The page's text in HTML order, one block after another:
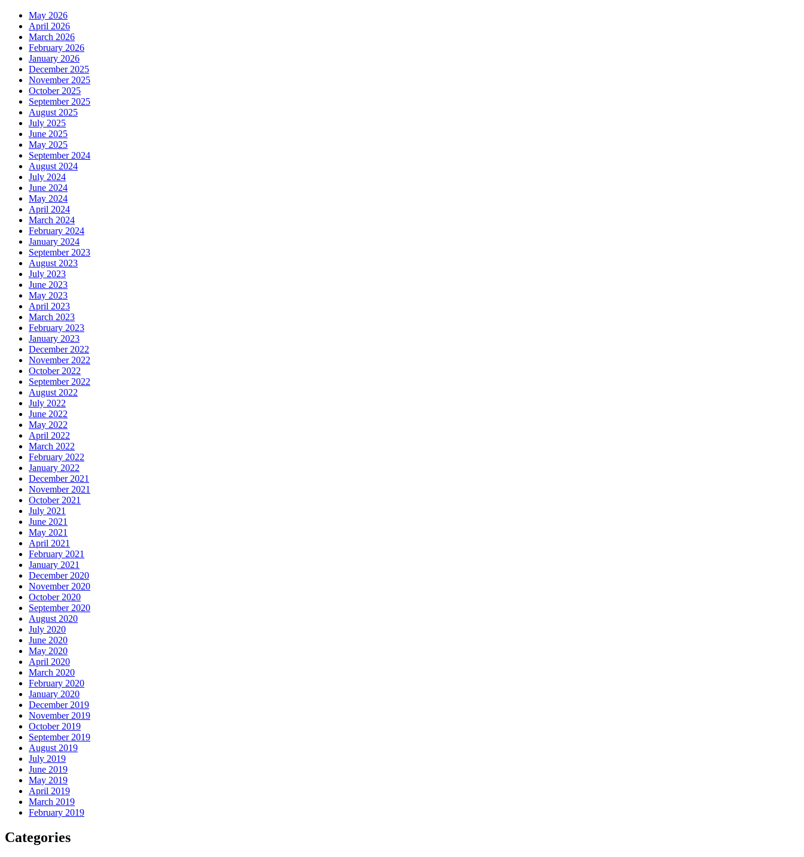
May 2026
April 2026
March 2026
February 2026
January 2026
December 2025
November 2025
October 2025
September 2025
August 2025
July 2025
June 2025
May 2025
September 2024
August 2024
July 2024
June 2024
May 2024
April 2024
March 2024
February 2024
January 2024
September 2023
August 2023
July 2023
June 2023
May 2023
April 2023
March 2023
February 2023
January 2023
December 2022
November 2022
October 2022
September 2022
August 2022
July 2022
June 2022
May 2022
April 2022
March 2022
February 2022
January 2022
December 2021
November 2021
October 2021
July 2021
June 2021
May 2021
April 2021
February 2021
January 2021
December 2020
November 2020
October 2020
September 2020
August 2020
July 2020
June 2020
May 2020
April 2020
March 2020
February 2020
January 2020
December 2019
November 2019
October 2019
September 2019
August 2019
July 2019
June 2019
May 2019
April 2019
March 2019
February 2019
Categories